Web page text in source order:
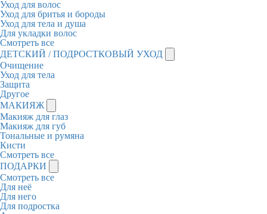
Уход для волос
Уход для бритья и бороды
Уход для тела и душа
Для укладки волос
Смотреть все
ДЕТСКИЙ / ПОДРОСТКОВЫЙ УХОД
Очищение
Уход для тела
Защита
Другое
МАКИЯЖ
Макияж для глаз
Макияж для губ
Тональные и румяна
Кисти
Смотреть все
ПОДАРКИ
Смотреть все
Для неё
Для него
Для подростка